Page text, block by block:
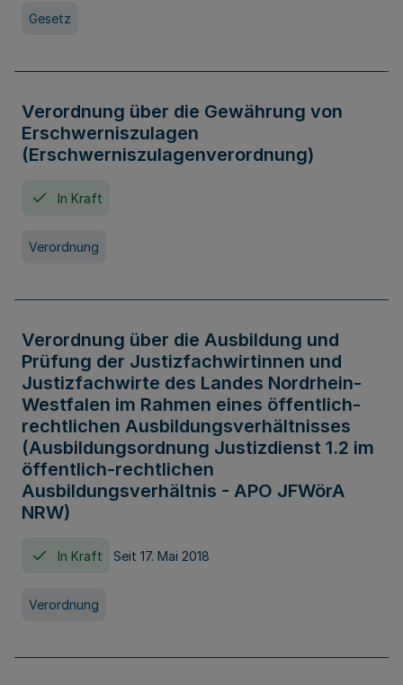
Gesetz
Verordnung über die Gewährung von
Erschwerniszulagen
(Erschwerniszulagenverordnung)
In Kraft
Verordnung
Verordnung über die Ausbildung und
Prüfung der Justizfachwirtinnen und
Justizfachwirte des Landes Nordrhein-
Westfalen im Rahmen eines öffentlich-
rechtlichen Ausbildungsverhältnisses
(Ausbildungsordnung Justizdienst 1.2 im
öffentlich-rechtlichen
Ausbildungsverhältnis - APO JFWörA
NRW)
In Kraft Seit 17. Mai 2018
Verordnung